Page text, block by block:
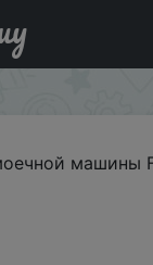
Finish all